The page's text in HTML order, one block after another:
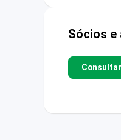
Sócios e
Consultar